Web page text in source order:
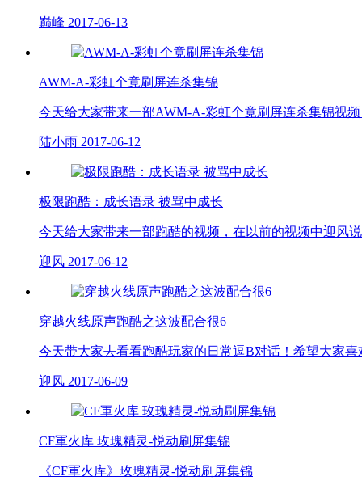
巅峰 2017-06-13
AWM-A-彩虹个竟刷屏连杀集锦
今天给大家带来一部AWM-A-彩虹个竟刷屏连杀集锦视
陆小雨 2017-06-12
极限跑酷：成长语录 被骂中成长
今天给大家带来一部跑酷的视频，在以前的视频中迎风
迎风 2017-06-12
穿越火线原声跑酷之这波配合很6
今天带大家去看看跑酷玩家的日常逗B对话！希望大家喜
迎风 2017-06-09
CF軍火库 玫瑰精灵-悦动刷屏集锦
《CF軍火库》玫瑰精灵-悦动刷屏集锦